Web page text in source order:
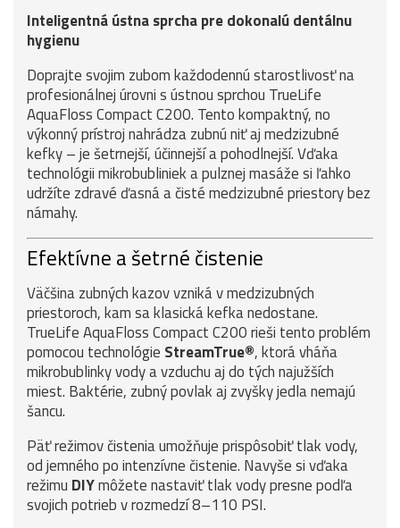
Inteligentná ústna sprcha pre dokonalú dentálnu
hygienu
Doprajte svojim zubom každodennú starostlivosť na
profesionálnej úrovni s ústnou sprchou TrueLife
AquaFloss Compact C200. Tento kompaktný, no
výkonný prístroj nahrádza zubnú niť aj medzizubné
kefky – je šetrnejší, účinnejší a pohodlnejší. Vďaka
technológii mikrobubliniek a pulznej masáže si ľahko
udržíte zdravé ďasná a čisté medzizubné priestory bez
námahy.
Efektívne a šetrné čistenie
Väčšina zubných kazov vzniká v medzizubných
priestoroch, kam sa klasická kefka nedostane.
TrueLife AquaFloss Compact C200 rieši tento problém
pomocou technológie StreamTrue®, ktorá vháňa
mikrobublinky vody a vzduchu aj do tých najužších
miest. Baktérie, zubný povlak aj zvyšky jedla nemajú
šancu.
Päť režimov čistenia umožňuje prispôsobiť tlak vody,
od jemného po intenzívne čistenie. Navyše si vďaka
režimu DIYmôžete nastaviť tlak vody presne podľa
svojich potrieb v rozmedzí 8–110 PSI.